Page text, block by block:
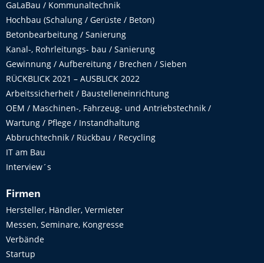
GaLaBau / Kommunaltechnik
Hochbau (Schalung / Gerüste / Beton)
Betonbearbeitung / Sanierung
Kanal-, Rohrleitungs- bau / Sanierung
Gewinnung / Aufbereitung / Brechen / Sieben
RÜCKBLICK 2021 – AUSBLICK 2022
Arbeitssicherheit / Baustelleneinrichtung
OEM / Maschinen-, Fahrzeug- und Antriebstechnik /
Wartung / Pflege / Instandhaltung
Abbruchtechnik / Rückbau / Recycling
IT am Bau
Interview´s
Firmen
Hersteller, Händler, Vermieter
Messen, Seminare, Kongresse
Verbände
Startup